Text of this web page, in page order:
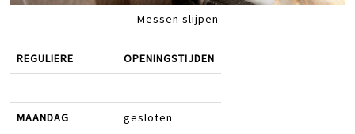
Messen slijpen
REGULIERE OPENINGSTIJDEN
MAANDAG gesloten